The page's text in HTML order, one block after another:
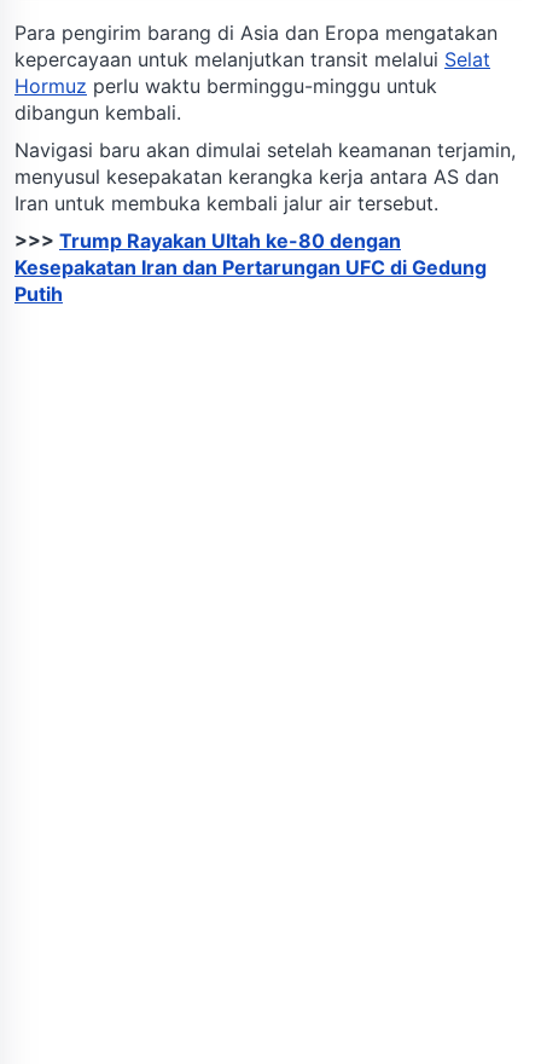
Para pengirim barang di Asia dan Eropa mengatakan
kepercayaan untuk melanjutkan transit melalui Selat
Hormuz perlu waktu berminggu-minggu untuk
dibangun kembali.
Navigasi baru akan dimulai setelah keamanan terjamin,
menyusul kesepakatan kerangka kerja antara AS dan
Iran untuk membuka kembali jalur air tersebut.
>>> Trump Rayakan Ultah ke-80 dengan
Kesepakatan Iran dan Pertarungan UFC di Gedung
Putih